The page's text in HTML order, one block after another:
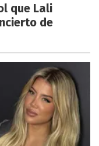
que Lali
de